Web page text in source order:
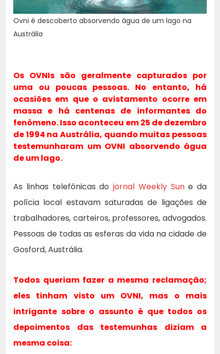
Ovni é descoberto absorvendo água de um lago na
Austrália
Os OVNIs são geralmente capturados por
uma ou poucas pessoas. No entanto, há
ocasiões em que o avistamento ocorre em
massa e há centenas de informantes do
fenômeno. Isso aconteceu em 25 de dezembro
de 1994 na Austrália, quando muitas pessoas
testemunharam um OVNI absorvendo água
de um lago.
As linhas telefônicas do jornal Weekly Sune da
polícia local estavam saturadas de ligações de
trabalhadores, carteiros, professores, advogados.
Pessoas de todas as esferas da vida na cidade de
Gosford, Austrália.
Todos queriam fazer a mesma reclamação;
eles tinham visto um OVNI, mas o mais
intrigante sobre o assunto é que todos os
depoimentos das testemunhas diziam a
mesma coisa: